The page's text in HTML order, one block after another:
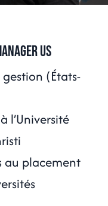
US
(États-
l’Université
au placement